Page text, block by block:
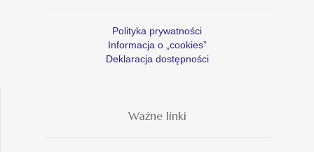
Polityka prywatności
Informacja o „cookies”
Deklaracja dostępności
Ważne linki